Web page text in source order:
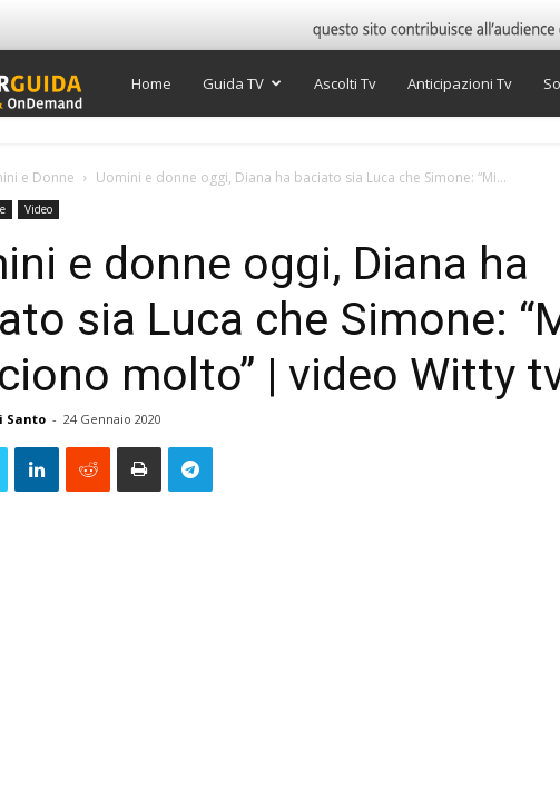
Super
Home Guida TV Ascolti Tv Anticipazioni Tv
e Donne Uomini e donne oggi, Diana ha baciato sia Luca che Simone: “Mi...
Video
e donne oggi, Diana ha
sia Luca che Simone:
molto” | video Witty
Santo - 24 Gennaio 2020